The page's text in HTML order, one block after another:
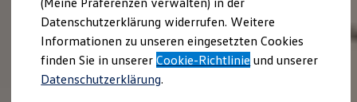
Sportvereine
Branchenlösungen
Bau & Handwerk
Gewerbliche Personenbeförderung
Service & mobile Werkstätten
Kurier, Logistik & Handel
Datenschutzerklärung widerrufen. Weitere
Informationen zu unseren eingesetzten Cookies
finden Sie in unsererCookie-Richtlinie und unserer
Datenschutzerklärung.